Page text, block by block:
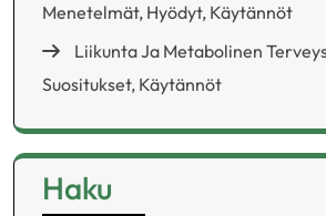
Menetelmät, Hyödyt, Käytännöt
Liikunta Ja Metabolinen
Suositukset, Käytännöt
Haku